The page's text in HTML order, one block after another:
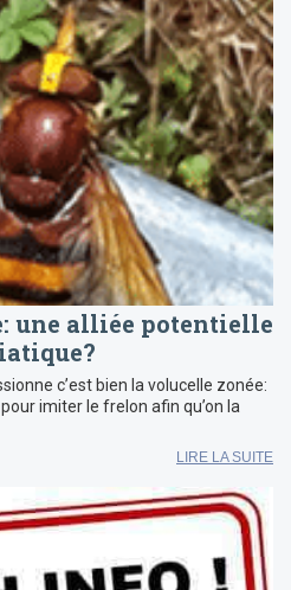
une alliée potentielle
c’est bien la volucelle zonée:
imiter le frelon afin qu’on la
LIRE LA SUITE